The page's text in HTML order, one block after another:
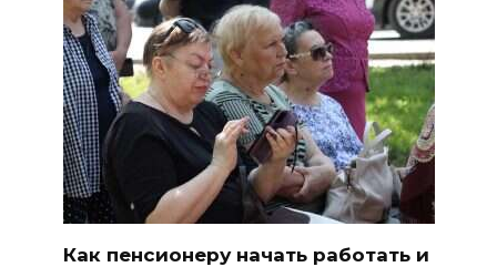
Как пенсионеру начать работать и